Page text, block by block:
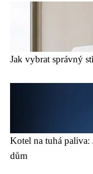
Jak vybrat správný
Kotel na tuhá paliva:
dům